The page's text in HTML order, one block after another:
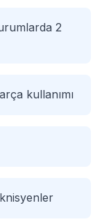
2
kullanımı